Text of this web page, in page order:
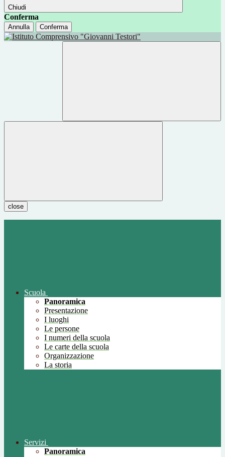
Chiudi
Conferma
Annulla Conferma
close
Scuola
Panoramica
Presentazione
I luoghi
Le persone
I numeri della scuola
Le carte della scuola
Organizzazione
La storia
Servizi
Panoramica